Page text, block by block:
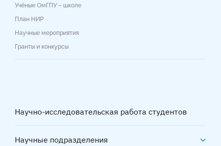
Учёные ОмГПУ – школе
План НИР
Научные мероприятия
Гранты и конкурсы
Научно-исследовательская работа студентов
Научные подразделения